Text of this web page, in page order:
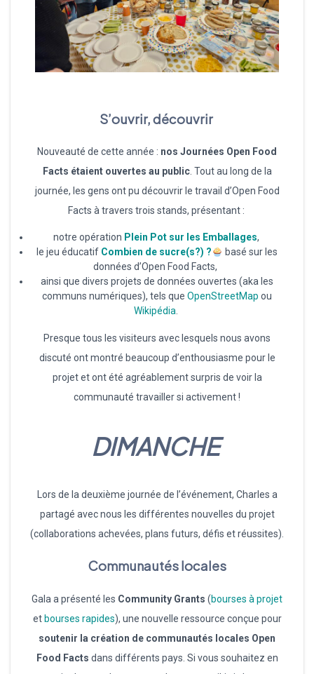
S’ouvrir, découvrir
Nouveauté de cette année : nos Journées Open Food
Facts étaient ouvertes au public. Tout au long de la
journée, les gens ont pu découvrir le travail d’Open Food
Facts à travers trois stands, présentant :
notre opération Plein Pot sur les Emballages,
le jeu éducatif Combien de sucre(s?) ?
basé sur les
données d’Open Food Facts,
ainsi que divers projets de données ouvertes (aka les
communs numériques), tels que OpenStreetMap ou
Wikipédia.
Presque tous les visiteurs avec lesquels nous avons
discuté ont montré beaucoup d’enthousiasme pour le
projet et ont été agréablement surpris de voir la
communauté travailler si activement !
DIMANCHE
Lors de la deuxième journée de l’événement, Charles a
partagé avec nous les différentes nouvelles du projet
(collaborations achevées, plans futurs, défis et réussites).
Communautés locales
Gala a présenté les Community Grants (bourses à projet
et bourses rapides), une nouvelle ressource conçue pour
soutenir la création de communautés locales Open
Food Facts dans différents pays. Si vous souhaitez en